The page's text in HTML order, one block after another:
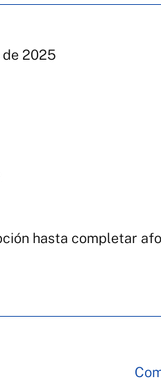
de 2025
hasta completar